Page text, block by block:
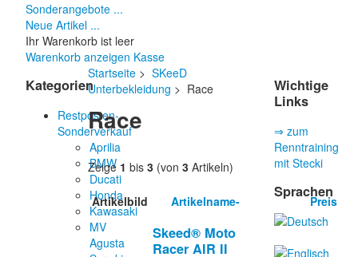
Sonderangebote ...
Neue Artikel ...
Ihr Warenkorb ist leer
Warenkorb anzeigen Kasse
Kategorien
Restposten-
Sonderverkauf
Aprilia
BMW
Ducati
Honda
Kawasaki
MV
Agusta
Startseite> SKeeD
Unterbekleidung > Race
Race
Zeige 1 bis 3(von 3Artikeln)
Artikelbild Artikelname- Preis
Skeed® Moto
Racer AIR II
Wichtige
Links
⇒ zum
Renntraining
mit Stecki
Sprachen